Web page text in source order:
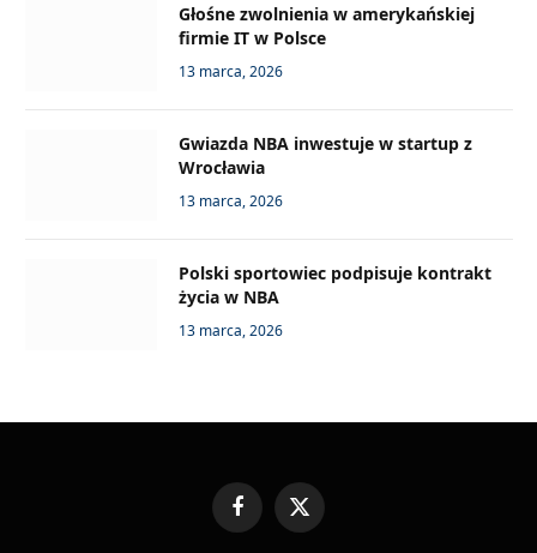
Głośne zwolnienia w amerykańskiej
firmie IT w Polsce
13 marca, 2026
Gwiazda NBA inwestuje w startup z
Wrocławia
13 marca, 2026
Polski sportowiec podpisuje kontrakt
życia w NBA
13 marca, 2026
FacebookX
(Twitter)